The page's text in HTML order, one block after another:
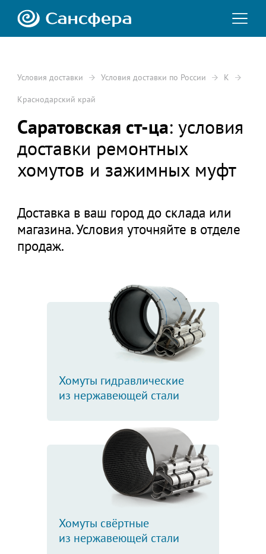
Условия доставки Условия доставки по России К
Краснодарский край
Саратовская ст-ца: условия
доставки ремонтных
хомутов и зажимных муфт
Доставка в ваш город до склада или
магазина. Условия уточняйте в отделе
продаж.
Хомуты гидравлические
из нержавеющей стали
Хомуты свёртные
из нержавеющей стали